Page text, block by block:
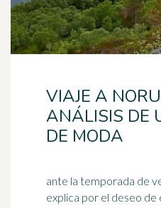
VIAJE A
ANÁLISIS DE
DE MODA
ante la temporada de
explica por el deseo de